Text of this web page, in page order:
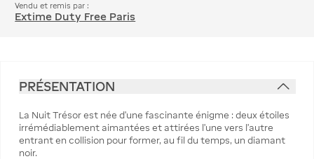
Vendu et remis par :
Extime Duty Free Paris
PRÉSENTATION
La Nuit Trésor est née d’une fascinante énigme : deux étoiles
irrémédiablement aimantées et attirées l’une vers l’autre
entrant en collision pour former, au fil du temps, un diamant
noir.